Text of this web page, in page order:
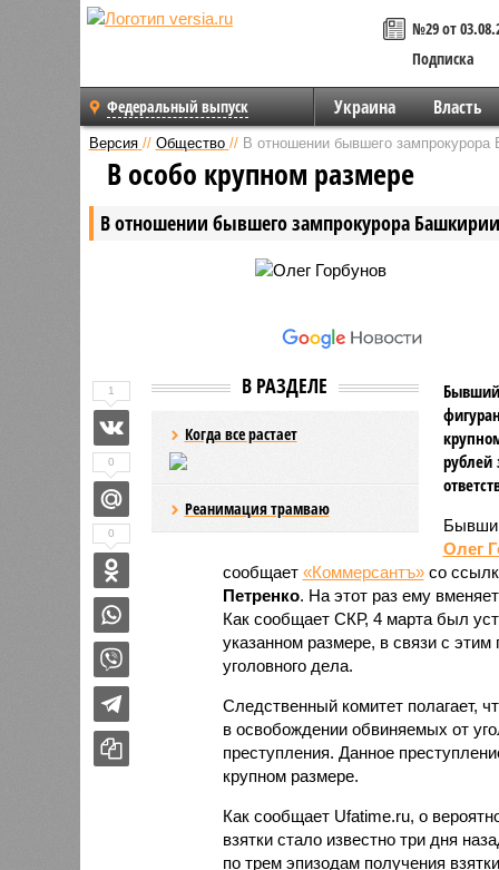
№29 от
Подписка
Федеральный выпуск Украина Власть
Версия // Общество // В отношении бывшего зампрокурора
В отношении бывшего зампрокурора
В особо крупном размере
В РАЗДЕЛЕ
Когда все растает
Реанимация трамваю
рублей
Олег
сообщает «Коммерсантъ»со
Петренко. На этот раз ему
Как сообщает СКР, 4 марта был
указанном размере, в связи с
уголовного дела.
Следственный комитет полагает,
в освобождении обвиняемых от
преступления. Данное
крупном размере.
Как сообщает Ufatime.ru, о
взятки стало известно три дня
по трем эпизодам получения
1
0
0